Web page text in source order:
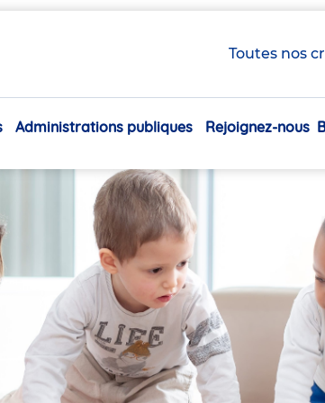
Toutes nos
Navigation
Administrations publiques Rejoignez-nous